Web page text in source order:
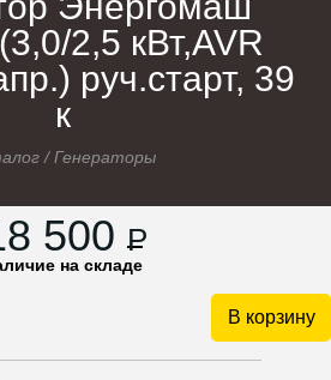
2,5 кВт,AVR
руч.старт, 39
к
/Генераторы
500 P
на складе
В корзину